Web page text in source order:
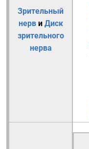
Зрительный
нерви Диск
зрительного
нерва